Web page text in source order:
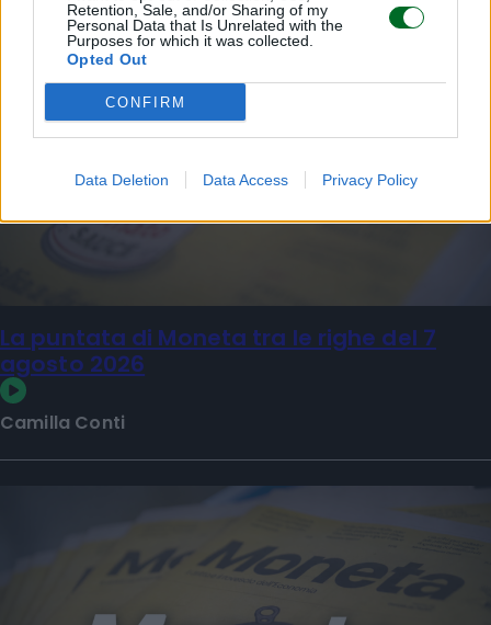
Retention, Sale, and/or Sharing of my
Personal Data that Is Unrelated with the
Purposes for which it was collected.
Opted Out
CONFIRM
Data Deletion Data Access Privacy Policy
La puntata di Moneta tra le righe del 7
agosto 2026
Camilla Conti